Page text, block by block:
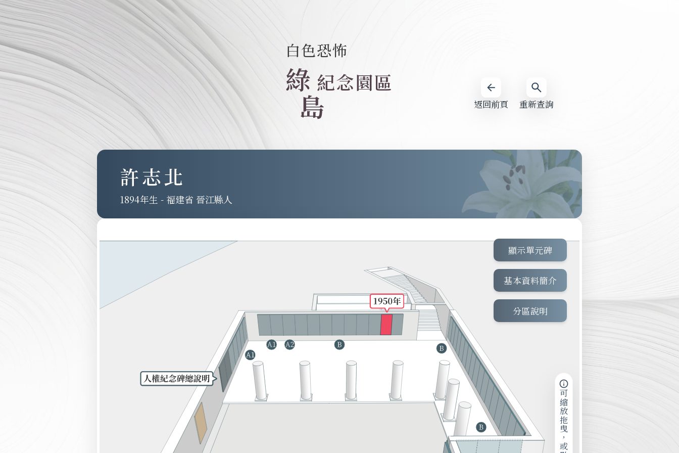
重新查詢
返回前頁
白色恐怖
綠
島
紀念園區
許志北
1894 - 福建省 晉江縣人
顯示單元碑
基本資料簡介
分區說明
可縮放拖曳，或點擊